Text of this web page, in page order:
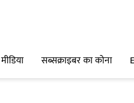
मीडिया सब्सक्राइबर का कोना